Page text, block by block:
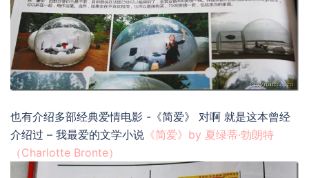
也有介绍多部经典爱情电影 -《简爱》 对啊 就是这本曾经
介绍过 – 我最爱的文学小说 《简爱》by 夏绿蒂·勃朗特
（Charlotte Bronte）